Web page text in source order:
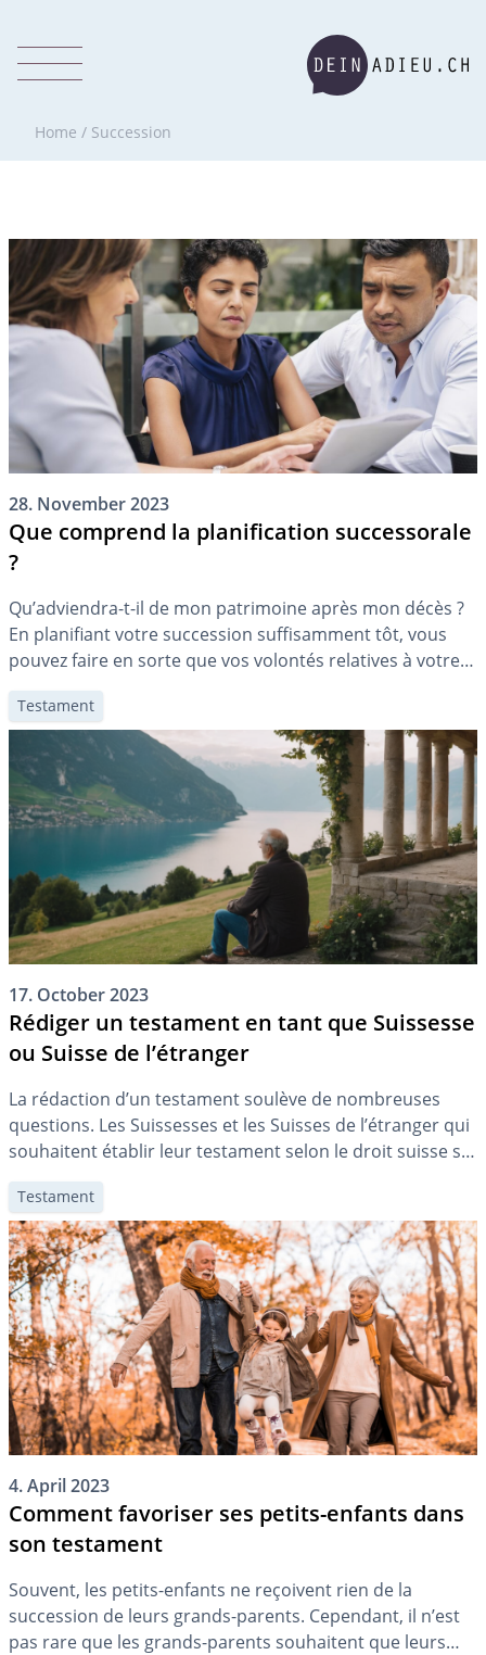
Home / Succession
28. November 2023
Que comprend la planification successorale
?
Qu’adviendra-t-il de mon patrimoine après mon décès ?
En planifiant votre succession suffisamment tôt, vous
pouvez faire en sorte que vos volontés relatives à votre
succession soient respectées et que vos survivants
soient déchargés de certaines tâches.
Testament
17. October 2023
Rédiger un testament en tant que Suissesse
ou Suisse de l’étranger
La rédaction d’un testament soulève de nombreuses
questions. Les Suissesses et les Suisses de l’étranger qui
souhaitent établir leur testament selon le droit suisse se
posent probablement encore plus de questions. Vous
apprendrez ici ce que les Suissesse et les Suisses de
l’étranger doivent savoir pour rédiger leur testament.
Testament
4. April 2023
Comment favoriser ses petits-enfants dans
son testament
Souvent, les petits-enfants ne reçoivent rien de la
succession de leurs grands-parents. Cependant, il n’est
pas rare que les grands-parents souhaitent que leurs